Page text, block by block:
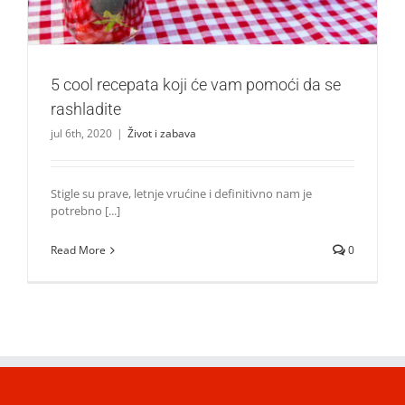
5 cool recepata koji će vam pomoći da se
rashladite
jul 6th, 2020 | Život i zabava
Stigle su prave, letnje vrućine i definitivno nam je
potrebno [...]
Read More 0